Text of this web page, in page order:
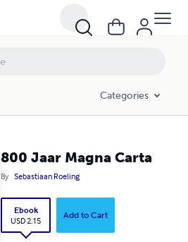
Categories
800 Jaar Magna Carta
By Sebastiaan Roeling
Ebook
USD 2.15
Add to Cart